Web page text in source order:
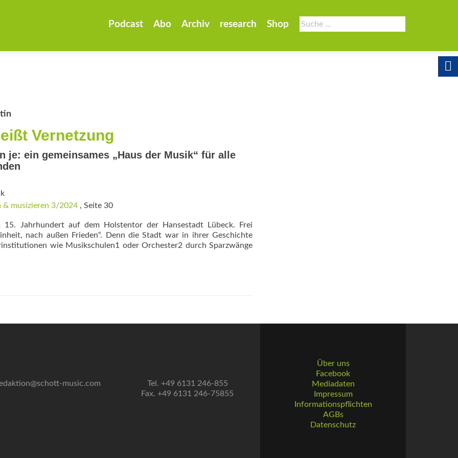
Suche
nach:
Podcast Abo Archiv research Shop
Vernetzung
je: ein gemeinsames „Haus der Musik“ für alle
& musizieren 3/2024 , Seite 30
15. Jahrhundert auf dem Holstentor der Hansestadt Lübeck. Frei
nach außen Frieden“. Denn die Stadt war in ihrer Geschichte
wie Musikschulen1 oder Orchester2 durch Sparzwänge
music.com
Tel. +49 6131 246-855
Fax. +49 6131 246-75855
Über uns
Facebook
Mediadaten
Impressum
Informationspflichten
AGBs
Datenschutz